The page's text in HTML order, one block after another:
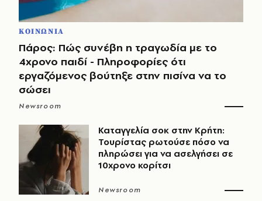
ΚΟΙΝΩΝΙΑ
Πάρος: Πώς συνέβη η τραγωδία με το
4χρονο παιδί - Πληροφορίες ότι
εργαζόμενος βούτηξε στην πισίνα να το
σώσει
Newsroom
Καταγγελία σοκ στην Κρήτη:
Τουρίστας ρωτούσε πόσο να
πληρώσει για να ασελγήσει σε
10χρονο κορίτσι
Newsroom